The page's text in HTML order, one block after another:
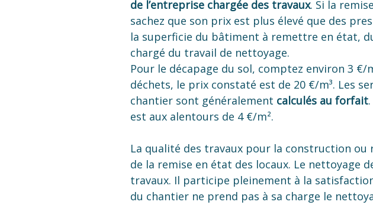
de l’entreprise chargée des travaux. Si la
sachez que son prix est plus élevé que des
la superficie du bâtiment à remettre en état,
chargé du travail de nettoyage.
Pour le décapage du sol, comptez environ 3 €/
déchets, le prix constaté est de 20 €/m³. Les
chantier sont généralement calculés au forfait
est aux alentours de 4 €/m².
La qualité des travaux pour la construction
de la remise en état des locaux. Le nettoyage
travaux. Il participe pleinement à la
du chantier ne prend pas à sa charge le